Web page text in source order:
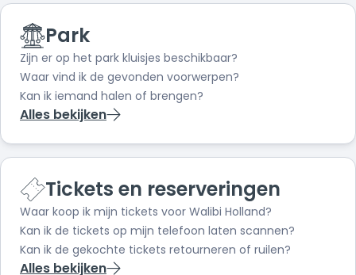
Holland hebt gekocht, dan hoef je de datum van je
bezoek niet vooraf te reserveren. Je kunt dus naar
het park komen wanneer je wil m.u.v. Halloween
Fright Nights dagen.
Park
Zijn er op het park kluisjes beschikbaar?
Waar vind ik de gevonden voorwerpen?
Kan ik iemand halen of brengen?
Alles bekijken
Tickets en reserveringen
Waar koop ik mijn tickets voor Walibi Holland?
Kan ik de tickets op mijn telefoon laten scannen?
Kan ik de gekochte tickets retourneren of ruilen?
Alles bekijken